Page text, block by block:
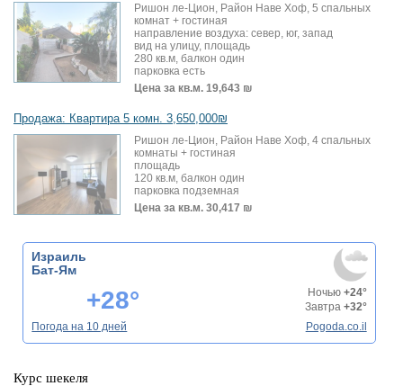
Ришон ле-Цион, Район Наве Хоф, 5 спальных
комнат + гостиная
направление воздуха: север, юг, запад
вид на улицу, площадь
280 кв.м, балкон один
парковка есть
Цена за кв.м. 19,643 ₪
Продажа: Квартира 5 комн. 3,650,000₪
Ришон ле-Цион, Район Наве Хоф, 4 спальных
комнаты + гостиная
площадь
120 кв.м, балкон один
парковка подземная
Цена за кв.м. 30,417 ₪
Израиль
Бат-Ям
+28° Ночью +24°
Завтра +32°
Погода на 10 дней
Pogoda.co.il
Курс шекеля